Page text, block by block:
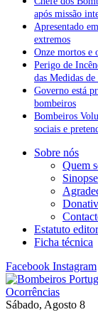
após missão
Apresentado
extremos
Onze mortos e
Perigo de
das Medidas de
Governo está
bombeiros
Bombeiros
sociais e
Sobre nós
Quem
Sinopse
Estatuto
Ficha técnica
Facebook Instagram
Ocorrências
Sábado, Agosto 8